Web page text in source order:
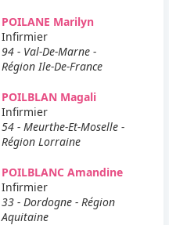
POILANE Marilyn
Infirmier
94 - Val-De-Marne -
Région Ile-De-France
POILBLAN Magali
Infirmier
54 - Meurthe-Et-Moselle -
Région Lorraine
POILBLANC Amandine
Infirmier
33 - Dordogne - Région
Aquitaine